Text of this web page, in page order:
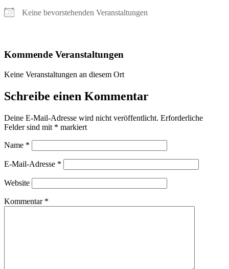
Keine bevorstehenden Veranstaltungen
Kommende Veranstaltungen
Keine Veranstaltungen an diesem Ort
Schreibe einen Kommentar
Deine E-Mail-Adresse wird nicht veröffentlicht. Erforderliche
Felder sind mit * markiert
Name *
E-Mail-Adresse *
Website
Kommentar *